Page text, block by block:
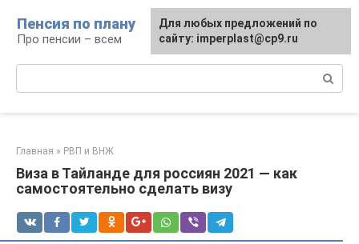
контенту
Пенсия по плану
Про пенсии – всем
Главная » РВП и ВНЖ
Виза в Тайланде для россиян 2021 — как
самостоятельно сделать визу
Для любых предложений по
сайту: imperplast@cp9.ru